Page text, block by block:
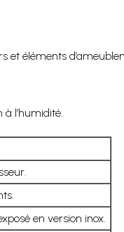
éléments
l’humidité.
en version inox.